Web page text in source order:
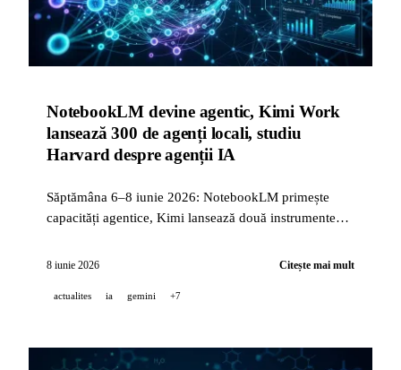
NotebookLM devine agentic, Kimi Work
lansează 300 de agenți locali, studiu
Harvard despre agenții IA
Săptămâna 6–8 iunie 2026: NotebookLM primește
capacități agentice, Kimi lansează două instrumente
studiu empiric împreună cu Harvard care arată -87%
8 iunie 2026 Citește mai mult
actualites ia gemini +7